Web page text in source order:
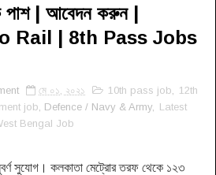
পাশ | আবেদন করুন |
Rail | 8th Pass Jobs
মে ০১, ২০২১ 10th pass job
12th
job , Defence / Navy & Army,
Latest
Bengal Job
সুবর্ণ সুযোগ। কলকাতা মেট্রোর তরফ থেকে ১২৩